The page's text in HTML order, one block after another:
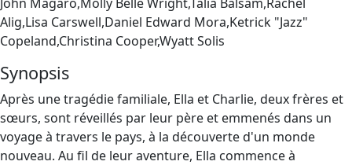
Alig,Lisa Carswell,Daniel Edward Mora,Ketrick "Jazz"
Copeland,Christina Cooper,Wyatt Solis
Synopsis
Après une tragédie familiale, Ella et Charlie, deux frères et
sœurs, sont réveillés par leur père et emmenés dans un
voyage à travers le pays, à la découverte d'un monde
nouveau. Au fil de leur aventure, Ella commence à